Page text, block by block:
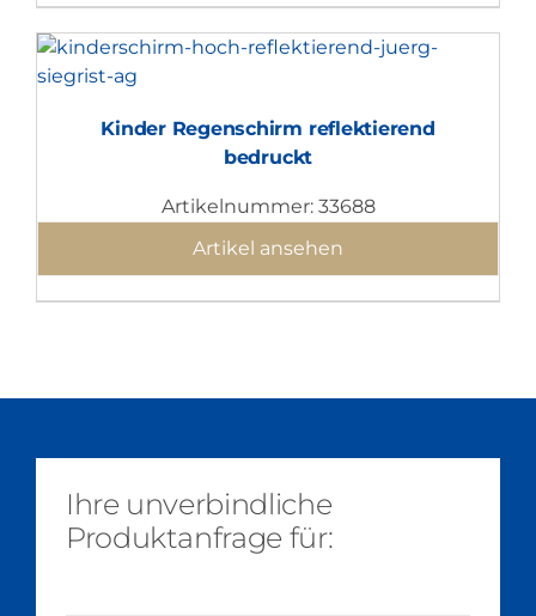
Kinder Regenschirm reflektierend
bedruckt
Artikelnummer: 33688
Artikel ansehen
Ihre unverbindliche
Produktanfrage für: